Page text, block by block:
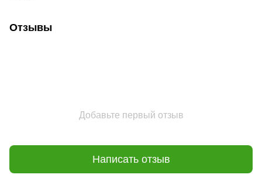
Отзывы
Добавьте первый отзыв
Написать отзыв